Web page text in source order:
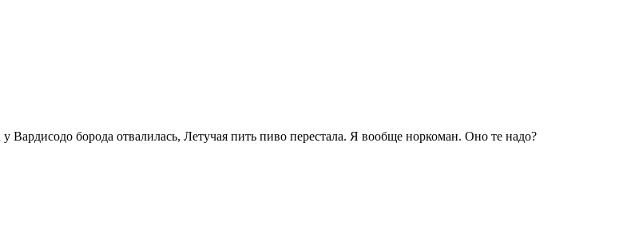
борода отвалилась, Летучая пить пиво перестала. Я вообще норкоман. Оно те надо?